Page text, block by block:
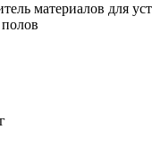
материалов для